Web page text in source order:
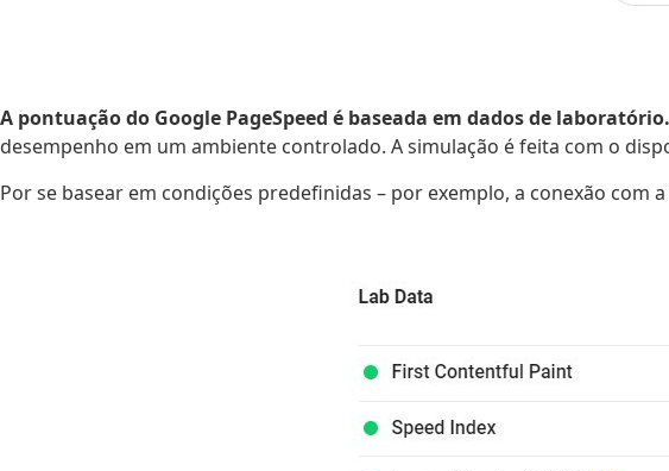
A pontuação do Google PageSpeed é baseada em dados de laboratório.
desempenho em um ambiente controlado. A simulação é feita com o
Por se basear em condições predefinidas – por exemplo, a conexão com